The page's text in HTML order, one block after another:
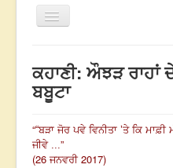
Toggle
ਰਚਨਾਵਾਂ
ਸੰਪਰਕ
We have 84 guests and no
ਕਹਾਣੀ: ਔਝੜ ਰਾਹਾਂ
ਬਬੂਟਾ
““ਬੜਾ ਜੋਰ ਪਵੇ ਵਿਨੀਤਾ ’ਤੇ ਕਿ
ਜੀਵੇ ...”
(26 ਜਨਵਰੀ 2017)